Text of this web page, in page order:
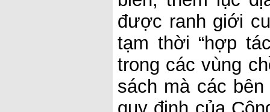
được ranh giới
tạm thời “hợp
trong các vùng
sách mà các